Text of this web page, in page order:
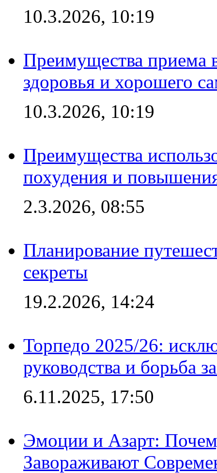
10.3.2026, 10:19
Преимущества приема
здоровья и хорошего
10.3.2026, 10:19
Преимущества
похудения и
2.3.2026, 08:55
Планирование
секреты
19.2.2026, 14:24
Торпедо 2025/26:
руководства и борьба
6.11.2025, 17:50
Эмоции и Азарт:
Завораживают